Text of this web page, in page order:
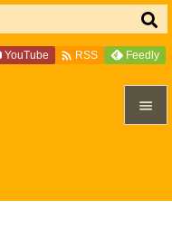

YouTube  RSS Feedly